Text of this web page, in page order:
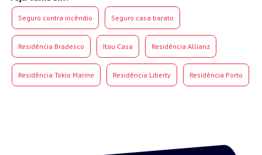
Seguro contra incêndio Seguro casa barato
Residência Bradesco Itau Casa Residência Allianz
Residência Tokio Marine Residência Liberty Residência Porto